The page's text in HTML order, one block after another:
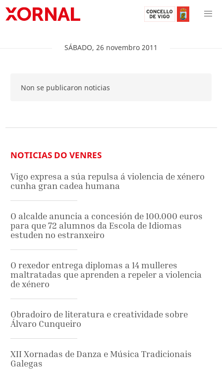
SÁBADO, 26 novembro 2011
Non se publicaron noticias
NOTICIAS DO VENRES
Vigo expresa a súa repulsa á violencia de xénero
cunha gran cadea humana
O alcalde anuncia a concesión de 100.000 euros
para que 72 alumnos da Escola de Idiomas
estuden no estranxeiro
O rexedor entrega diplomas a 14 mulleres
maltratadas que aprenden a repeler a violencia
de xénero
Obradoiro de literatura e creatividade sobre
Álvaro Cunqueiro
XII Xornadas de Danza e Música Tradicionais
Galegas